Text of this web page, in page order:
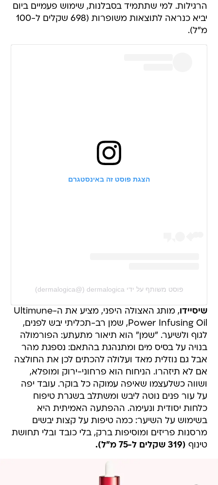
הרגילות. למי שתתמיד בסבלנות, שימוש פעמיים ביום
יביא כנראה לתוצאות משופרות (698 שקלים ל-100
מ"ל).
הצגת פוסט זה באינסטגרם
פוסט משותף על ידי ‏‎dermalogica‎‏ (@‏‎dermalogica‎‏)
שיסיידו
, מותג האצולה היפני, מציע את ה-Ultimune
Power Infusing Oil, שמן רב-תכליתי יבש לפנים,
לגוף ולשיער. "שמן" הוא תיאור מתעתע: הפורמולה
בנויה על בסיס מים ומתנהגת בהתאם: נספגת מהר
אבל גם נוזלית מאד ועלולה להכתים לכן את החולצה
אם לא תיזהרו. הניחוח הוא פרחוני-ירוק ומופלא,
ושווה כשלעצמו שאיפה עמוקה כל בוקר. עובד יפה
על עור פנים נוטה ליבש ומשתלב בשגרת טיפוח
כלחות יסודית ונעימה. ההפתעה האמיתית היא
בשימוש על השיער: כמה טיפות על קצות יבשים
מרסנות פריזים ומוסיפות ברק, בלי כובד ובלי תחושת
טינוף (319 שקלים ל-75 מ"ל).